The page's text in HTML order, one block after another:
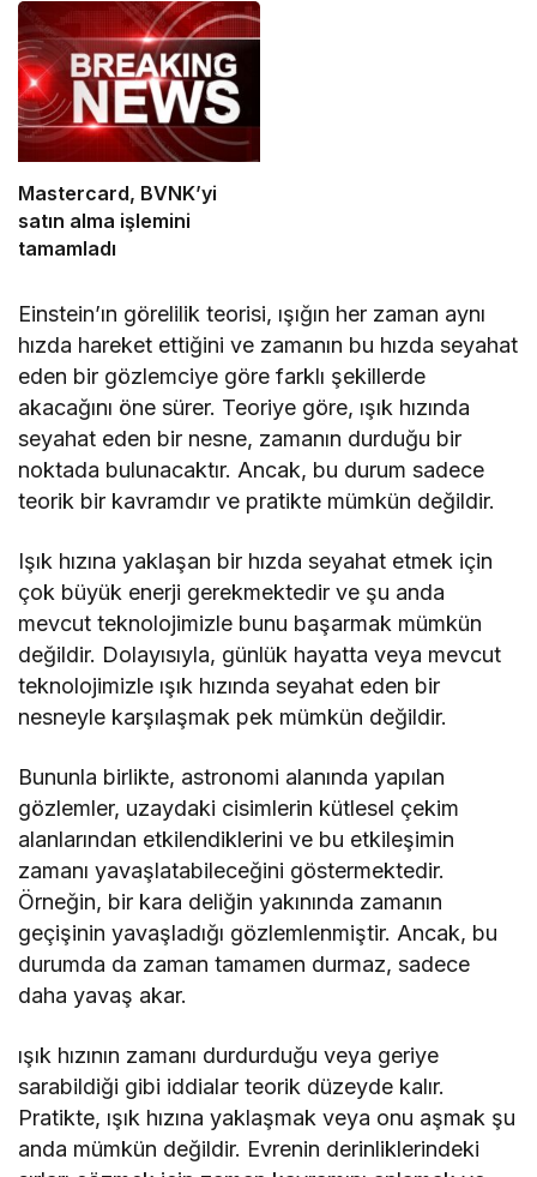
Mastercard, BVNK’yi
satın alma işlemini
tamamladı
Einstein’ın görelilik teorisi, ışığın her zaman aynı
hızda hareket ettiğini ve zamanın bu hızda seyahat
eden bir gözlemciye göre farklı şekillerde
akacağını öne sürer. Teoriye göre, ışık hızında
seyahat eden bir nesne, zamanın durduğu bir
noktada bulunacaktır. Ancak, bu durum sadece
teorik bir kavramdır ve pratikte mümkün değildir.
Işık hızına yaklaşan bir hızda seyahat etmek için
çok büyük enerji gerekmektedir ve şu anda
mevcut teknolojimizle bunu başarmak mümkün
değildir. Dolayısıyla, günlük hayatta veya mevcut
teknolojimizle ışık hızında seyahat eden bir
nesneyle karşılaşmak pek mümkün değildir.
Bununla birlikte, astronomi alanında yapılan
gözlemler, uzaydaki cisimlerin kütlesel çekim
alanlarından etkilendiklerini ve bu etkileşimin
zamanı yavaşlatabileceğini göstermektedir.
Örneğin, bir kara deliğin yakınında zamanın
geçişinin yavaşladığı gözlemlenmiştir. Ancak, bu
durumda da zaman tamamen durmaz, sadece
daha yavaş akar.
ışık hızının zamanı durdurduğu veya geriye
sarabildiği gibi iddialar teorik düzeyde kalır.
Pratikte, ışık hızına yaklaşmak veya onu aşmak şu
anda mümkün değildir. Evrenin derinliklerindeki